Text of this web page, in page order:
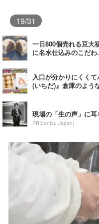
19/31
一日800個売れる豆大
に名水仕込みのこだわ
入口が分かりにくく
(いちだ)』倉庫のよう
現場の「生の声」に
PR(dentsu Japan)